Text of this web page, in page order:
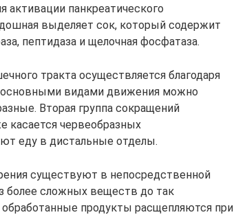
активации панкреатического
выделяет сок, который содержит
пептидаза и щелочная фосфатаза.
тракта осуществляется благодаря
видами движения можно
Вторая группа сокращений
касается червеобразных
еду в дистальные отделы.
существуют в непосредственной
более сложных веществ до так
продукты расщепляются при